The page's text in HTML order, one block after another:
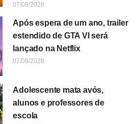
07/08/2026
Após espera de um ano, trailer
estendido de GTA VI será
lançado na Netflix
07/08/2026
Adolescente mata avós,
alunos e professores de
escola